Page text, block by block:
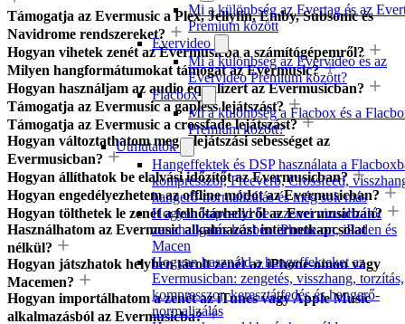
Mi a különbség az Evertag és az
Premium között
Evervideo
Mi a különbség az Evervideo és az
Evervideo Prémium között?
Flacbox
Mi a különbség a Flacbox és a
Premium között?
Útmutatók
Hangeffektek és DSP használata a
kompresszor, Freeverb, Crossfeed,
hangerő-normalizálás és még sok más
Hogyan kapcsold be a zenei vizualizálót
zenehallgatás közben iPhone-on, iPaden és
Macen
Hogyan használd a hangeffekteket az
Evermusicban: zengetés, visszhang, torzítás,
kompresszor, keresztátfedés és hangerő-
normalizálás
Támogatja az Evermusic a Plex, Jellyfin, Emby, Subsonic és
Navidrome rendszereket?
Hogyan vihetek zenét az Evermusicba a számítógépemről?
Milyen hangformátumokat támogat az Evermusic?
Hogyan használjam az audio equalizert az Evermusicban?
Támogatja az Evermusic a gapless lejátszást?
Támogatja az Evermusic a crossfade lejátszást?
Hogyan változtathatom meg a lejátszási sebességet az
Evermusicban?
Hogyan állíthatok be elalvási időzítőt az Evermusicban?
Hogyan engedélyezhetem az offline módot az Evermusicban?
Hogyan tölthetek le zenét a felhőtárhelyről az Evermusicban?
Használhatom az Evermusic alkalmazást internetkapcsolat
nélkül?
Hogyan játszhatok helyben tárolt zenét az iPhone-omon vagy
Macemen?
Hogyan importálhatom a zenét az iTunes vagy Apple Music
alkalmazásból az Evermusicba?